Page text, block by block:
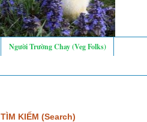
Người Trường Chay (Veg Folks)
TÌM KIẾM (Search)